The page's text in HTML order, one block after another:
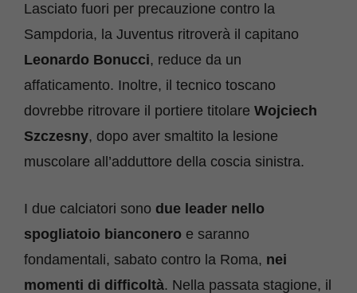
Lasciato fuori per precauzione contro la
Sampdoria, la Juventus ritroverà il capitano
Leonardo Bonucci, reduce da un
affaticamento. Inoltre, il tecnico toscano
dovrebbe ritrovare il portiere titolare Wojciech
Szczesny, dopo aver smaltito la lesione
muscolare all’adduttore della coscia sinistra.
I due calciatori sono due leader nello
spogliatoio bianconero e saranno
fondamentali, sabato contro la Roma, nei
momenti di difficoltà. Nella passata stagione, il